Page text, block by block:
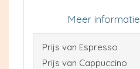
Meer informatie
Prijs van Espresso
Prijs van Cappuccino